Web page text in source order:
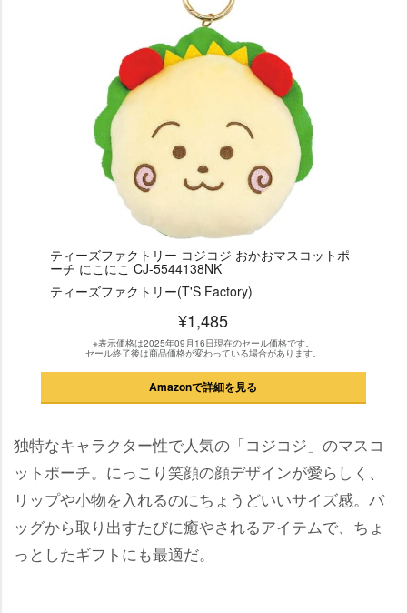
ティーズファクトリー コジコジ おかおマスコットポ
ーチ にこにこ CJ-5544138NK
ティーズファクトリー(T'S Factory)
¥1,485
※表示価格は2025年09月16日現在のセール価格です。
セール終了後は商品価格が変わっている場合があります。
Amazonで詳細を見る
独特なキャラクター性で人気の「コジコジ」のマスコ
ットポーチ。にっこり笑顔の顔デザインが愛らしく、
リップや小物を入れるのにちょうどいいサイズ感。バ
ッグから取り出すたびに癒やされるアイテムで、ちょ
っとしたギフトにも最適だ。